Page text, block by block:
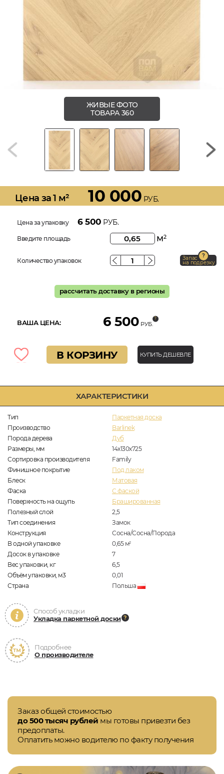
ХАРАКТЕРИСТИКИ
Тип
Паркетная доска
Производство
Barlinek
Порода дерева
Дуб
Размеры, мм
14х130х725
Сортировка производителя
Family
Финишное покрытие
Под лаком
Блеск
Матовая
Фаска
С фаской
Поверхность на ощупь
Брашированная
Полезный слой
2,5
Тип соединения
Замок
Конструкция
Сосна/Сосна/Порода
В одной упаковке
0,65 м2
Досок в упаковке
7
Вес упаковки, кг
6,5
Объём упаковки, м3
0,01
Страна
Польша
Способ укладки
Укладка паркетной доски
Подробнее
О производителе
ЖИВЫЕ ФОТО
ТОВАРА 360
Цена за 1 м² 10 000 РУБ.
Цена за упаковку 6 500 РУБ.
Введите площадь м2
Количество упаковок Запас
на подрезку
рассчитать доставку в регионы
ВАША ЦЕНА: 6 500 РУБ.
В КОРЗИНУ КУПИТЬ ДЕШЕВЛЕ
Заказ общей стоимостью
до 500 тысяч рублей мы готовы привезти без
предоплаты.
Оплатить можно водителю по факту получения